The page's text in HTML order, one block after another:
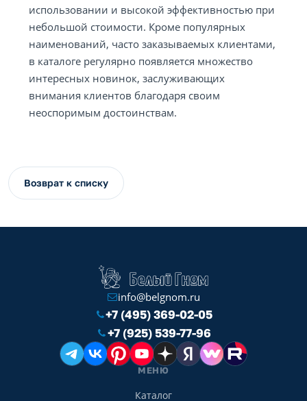
использовании и высокой эффективностью при
небольшой стоимости. Кроме популярных
наименований, часто заказываемых клиентами,
в каталоге регулярно появляется множество
интересных новинок, заслуживающих
внимания клиентов благодаря своим
неоспоримым достоинствам.
Возврат к списку
info@belgnom.ru
+7 (495) 369-02-05
+7 (925) 539-77-96
МЕНЮ
Каталог